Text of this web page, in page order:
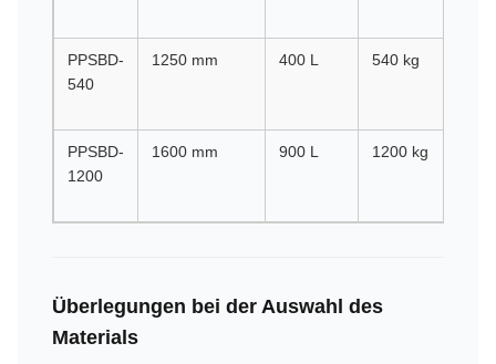
PPSBD-
540
1250 mm 400 L 540 kg
PPSBD-
1200
1600 mm 900 L 1200 kg
Überlegungen bei der Auswahl des
Materials